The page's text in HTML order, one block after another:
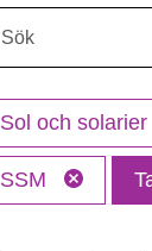
Sol och solarier
SSM